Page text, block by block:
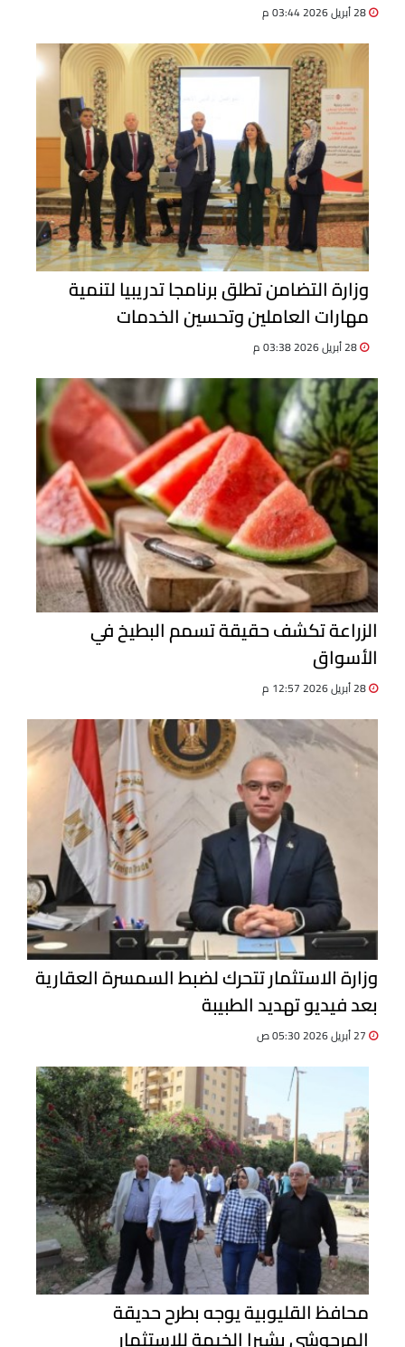
وزارة التضامن تطلق برنامجا تدريبيا لتنمية
مهارات العاملين وتحسين الخدمات
الزراعة تكشف حقيقة تسمم البطيخ في
الأسواق
وزارة الاستثمار تتحرك لضبط السمسرة العقارية
بعد فيديو تهديد الطبيبة
محافظ القليوبية يوجه بطرح حديقة
المرجوشي بشبرا الخيمة للاستثمار